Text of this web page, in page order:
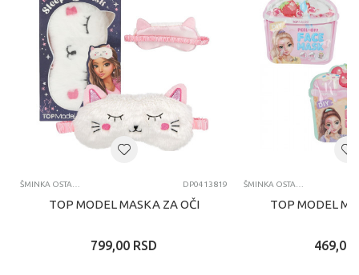
ŠMINKA OSTALO DP0413819
TOP MODEL MASKA ZA OČI
799,00 RSD
ŠMINKA OSTALO
TOP MODEL
469,00